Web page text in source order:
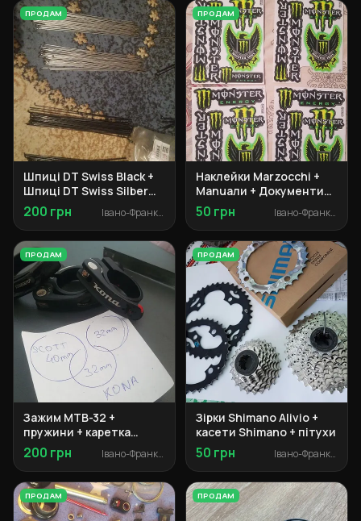
ПРОДАМ
Шпиці DT Swiss Black +
Шпиці DT Swiss Silber
Champion 2.0 + ніпельки
200 грн Івано-Франківськ
ПРОДАМ
Наклейки Marzocchi +
Manuали + Документи
Specialized + Адаптер
Marzocchi + Сальники
Manitou
50 грн Івано-Франківськ
ПРОДАМ
Зажим MTB-32 +
пружини + каретка
картридж
200 грн Івано-Франківськ
ПРОДАМ
Зірки Shimano Alivio +
касети Shimano + пітухи
50 грн Івано-Франківськ
ПРОДАМ ПРОДАМ